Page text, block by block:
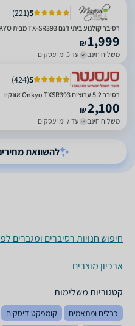
5
(
221
)
רסיבר קולנוע ביתי דגם TX-SR393 מבית ONKYO
₪1,999
משלוח חינם עד 5 ימי עסקים
5
(
424
)
רסיבר ‏5.2 ‏ערוצים Onkyo TXSR393 אונקיו
₪2,100
משלוח חינם עד 7 ימי עסקים
להשוואת מחירים ב-7
חיפוש חנויות רסיברים ומגברים
ארכיון מוצרים
קטגוריות משלימות
כבלים ומתאמים קומפקט דיסקים